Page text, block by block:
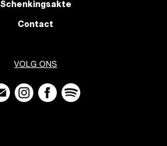
Schenkingsakte
Contact
VOLG ONS